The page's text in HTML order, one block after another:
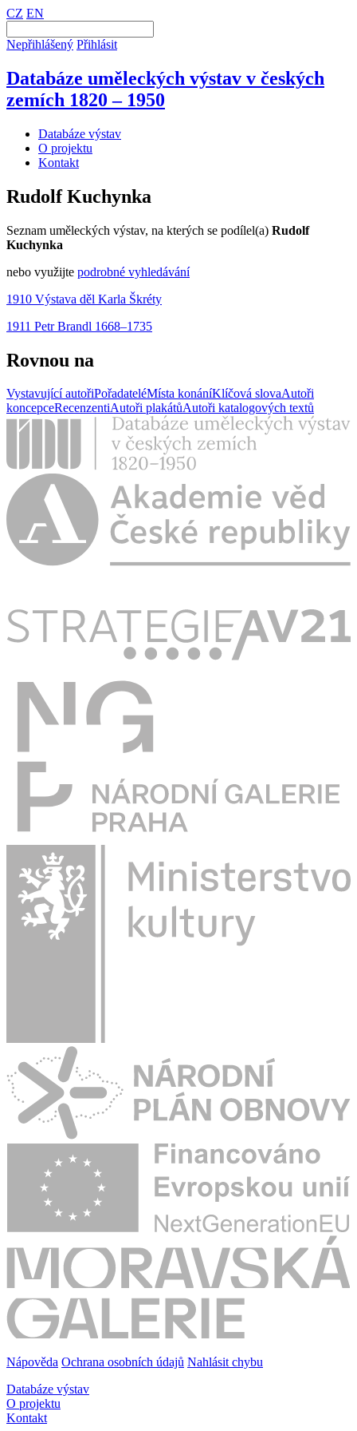
CZ EN
Nepřihlášený Přihlásit
Databáze uměleckých výstav v českých
zemích 1820 – 1950
Databáze výstav
O projektu
Kontakt
Rudolf Kuchynka
Seznam uměleckých výstav, na kterých se podílel(a) Rudolf
Kuchynka
nebo využijte podrobné vyhledávání
1910 Výstava děl Karla Škréty
1911 Petr Brandl 1668–1735
Rovnou na
Vystavující autořiPořadateléMísta konáníKlíčová slovaAutoři
koncepceRecenzentiAutoři plakátůAutoři katalogových textů
Nápověda Ochrana osobních údajů Nahlásit chybu
Databáze výstav
O projektu
Kontakt